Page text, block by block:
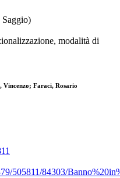
modalità di
Vincenzo; Faraci, Rosario
505811/84303/